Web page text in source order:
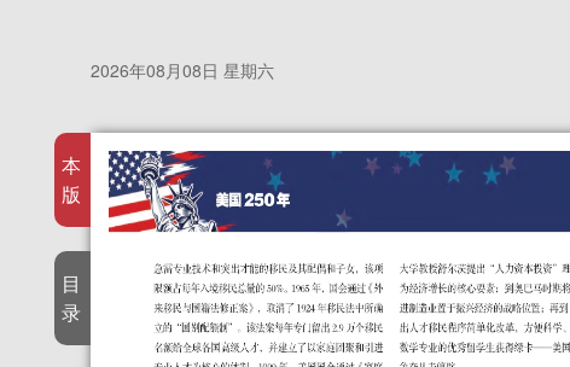
2026年08月08日 星期六
本
版
目
录